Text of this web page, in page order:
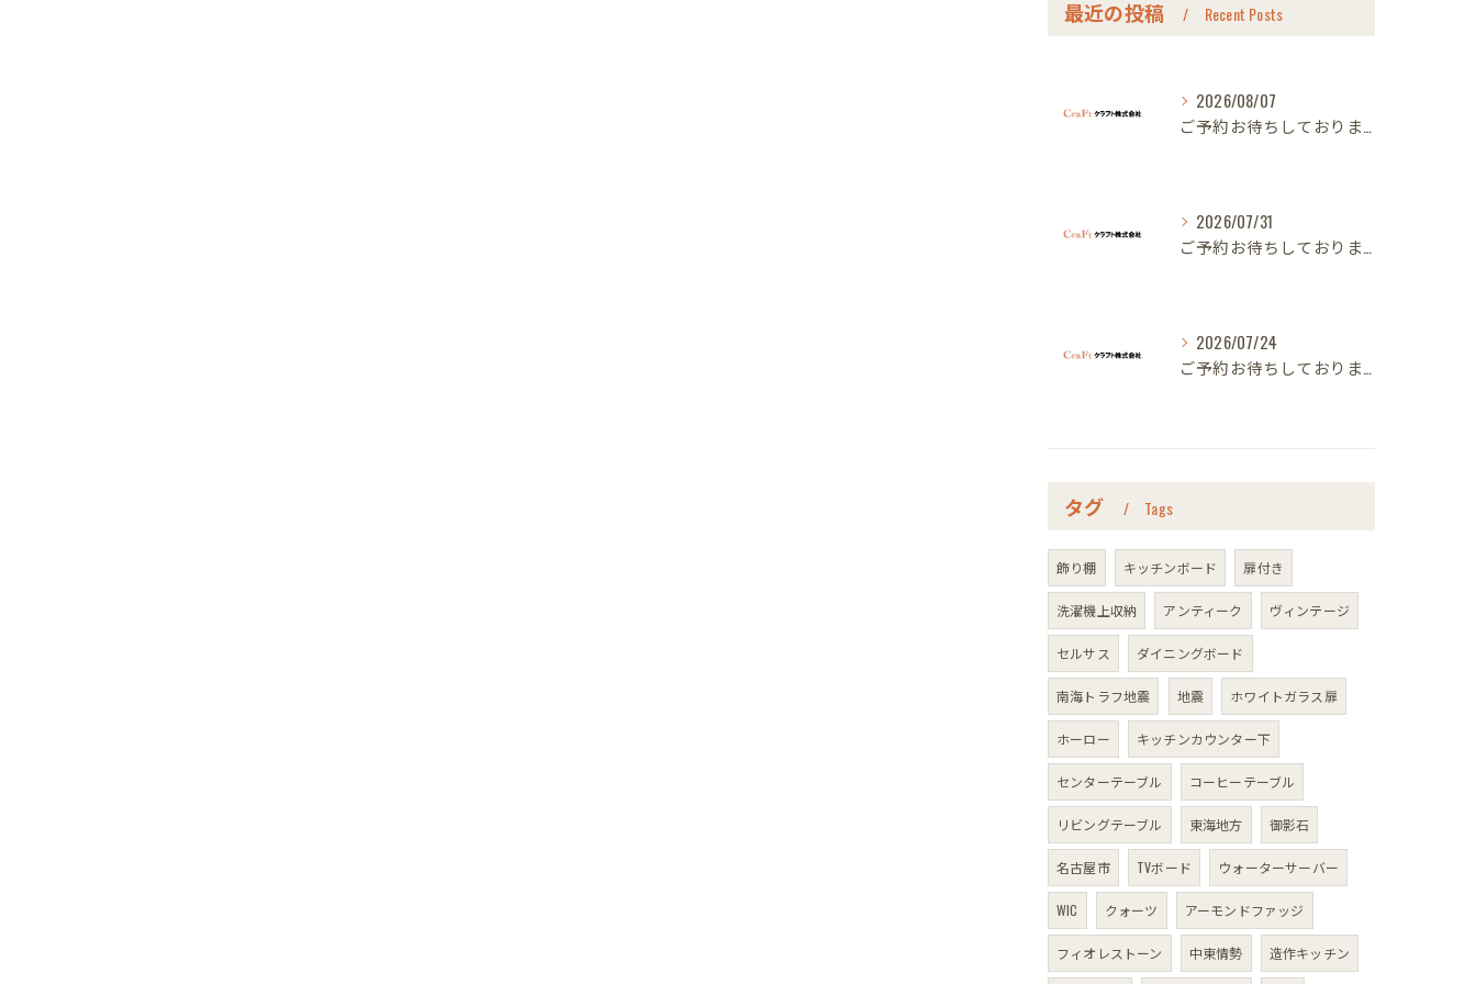
最近の投稿 Recent Posts
2026/08/07
ご予約お待ちしております｜名古屋のオーダー家具ならクラフト
2026/07/31
ご予約お待ちしております｜名古屋のオーダー家具ならクラフト
2026/07/24
ご予約お待ちしております｜名古屋のオーダー家具ならクラフト
タグ Tags
飾り棚 キッチンボード 扉付き
洗濯機上収納 アンティーク ヴィンテージ
セルサス ダイニングボード
南海トラフ地震 地震 ホワイトガラス扉
ホーロー キッチンカウンター下
センターテーブル コーヒーテーブル
リビングテーブル 東海地方 御影石
名古屋市 TVボード ウォーターサーバー
WIC クォーツ アーモンドファッジ
フィオレストーン 中東情勢 造作キッチン